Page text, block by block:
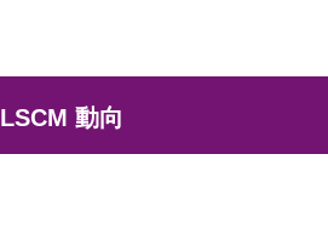
LSCM 動向